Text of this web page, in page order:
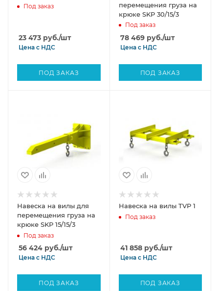
Под заказ
23 473 руб./шт
Цена с НДС
ПОД ЗАКАЗ
перемещения груза на
крюке SKP 30/15/3
Под заказ
78 469руб./шт
Цена с НДС
ПОД ЗАКАЗ
Навеска на вилы для
перемещения груза на
крюке SKP 15/15/3
Под заказ
56 424 руб./шт
Цена с НДС
ПОД ЗАКАЗ
Навеска на вилы TVP 1
Под заказ
41 858руб./шт
Цена с НДС
ПОД ЗАКАЗ